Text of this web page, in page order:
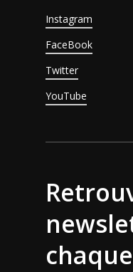
Instagram
FaceBook
Twitter
YouTube